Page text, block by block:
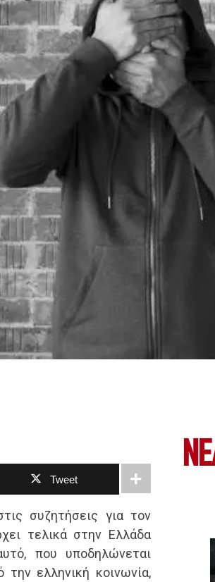
Tweet
συζητήσεις για τον
τελικά στην Ελλάδα
που υποδηλώνεται
ελληνική κοινωνία,